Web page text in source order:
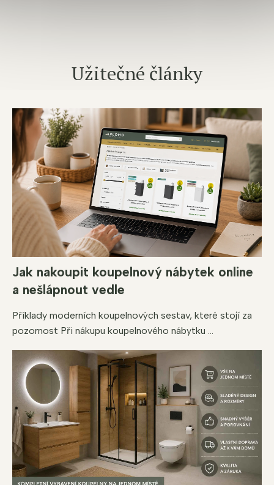
Užitečné články
Jak nakoupit koupelnový nábytek online
a nešlápnout vedle
Příklady moderních koupelnových sestav, které stojí za
pozornost Při nákupu koupelnového nábytku ...